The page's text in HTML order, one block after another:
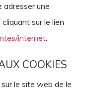
adresser une
sur le lien
internet.
COOKIES
le site web de le